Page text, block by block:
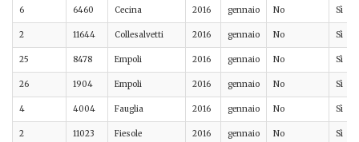
6 6460 Cecina 2016 gennaio No Sì
2 11644 Collesalvetti 2016 gennaio No Sì
25 8478 Empoli 2016 gennaio No Sì
26 1904 Empoli 2016 gennaio No Sì
4 4004 Fauglia 2016 gennaio No Sì
2 11023 Fiesole 2016 gennaio No Sì